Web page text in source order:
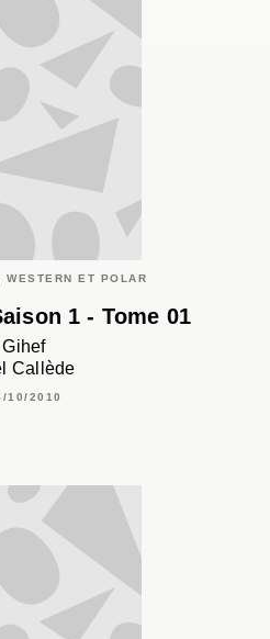
WESTERN ET POLAR
1 - Tome 01
Gihef
Callède
10/2010